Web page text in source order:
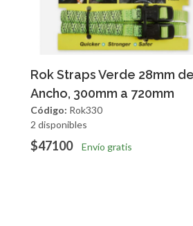
Agregar Vista
Rok Straps Verde 28mm de
Ancho, 300mm a 720mm
Código: Rok330
2 disponibles
$47100 Envío gratis